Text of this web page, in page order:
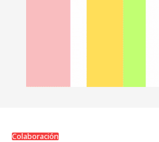
Colaboración